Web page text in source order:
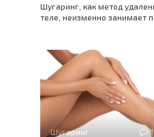
Шугаринг, как метод
теле, неизменно занимает
Шугаринг 1